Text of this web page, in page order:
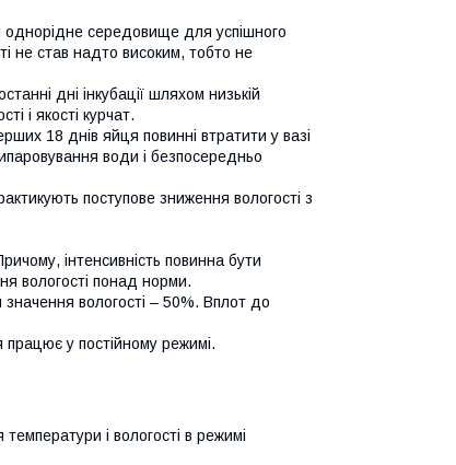
однорідне середовище для успішного
не став надто високим, тобто не
дні інкубації шляхом низькій
і якості курчат.
18 днів яйця повинні втратити у вазі
води і безпосередньо
поступове зниження вологості з
інтенсивність повинна бути
вологості понад норми.
значення вологості – 50%. Вплот до
працює у постійному режимі.
і вологості в режимі